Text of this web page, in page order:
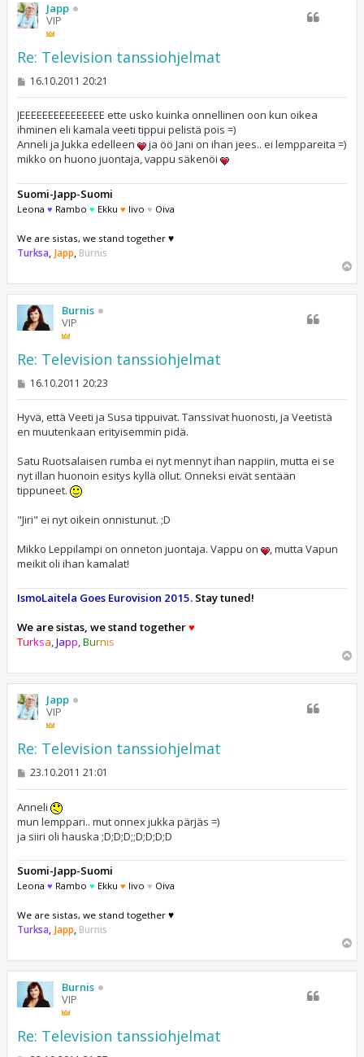
Japp
VIP
Re: Television tanssiohjelmat
V
s
t
i
16.10.2011 20:21
JEEEEEEEEEEEEEEE ette usko kuinka onnellinen oon kun oikea
ihminen eli kamala veeti tippui pelistä pois =)
Anneli ja Jukka edelleen
ja öö Jani on ihan jees.. ei lemppareita =)
mikko on huono juontaja, vappu säkenöi
Suomi-Japp-Suomi
Leona ♥ Rambo ♥ Ekku ♥ Iivo ♥ Oiva
We are sistas, we stand together ♥
Turksa Japp Burnis
ö
Burnis
VIP
Re: Television tanssiohjelmat
V
s
t
i
16.10.2011 20:23
Hyvä, että Veeti ja Susa tippuivat. Tanssivat huonosti, ja Veetistä
en muutenkaan erityisemmin pidä.
Satu Ruotsalaisen rumba ei nyt mennyt ihan nappiin, mutta ei se
nyt illan huonoin esitys kyllä ollut. Onneksi eivät sentään
tippuneet.
"Jiri" ei nyt oikein onnistunut. ;D
Mikko Leppilampi on onneton juontaja. Vappu on
, mutta Vapun
meikit oli ihan kamalat!
IsmoLaitela Goes Eurovision 2015.Stay tuned!
We are sistas, we stand together♥
Turksa,Japp,Burnis
ö
Japp
VIP
Re: Television tanssiohjelmat
V
e
s
t
i
23.10.2011 21:01
Anneli
mun lemppari.. mut onnex jukka pärjäs =)
ja siiri oli hauska ;D;D;D;;D;D;D;D
Suomi-Japp-Suomi
Leona ♥ Rambo ♥ Ekku ♥ Iivo ♥ Oiva
We are sistas, we stand together ♥
Turksa, Japp, Burnis
ö
Burnis
VIP
Re: Television tanssiohjelmat